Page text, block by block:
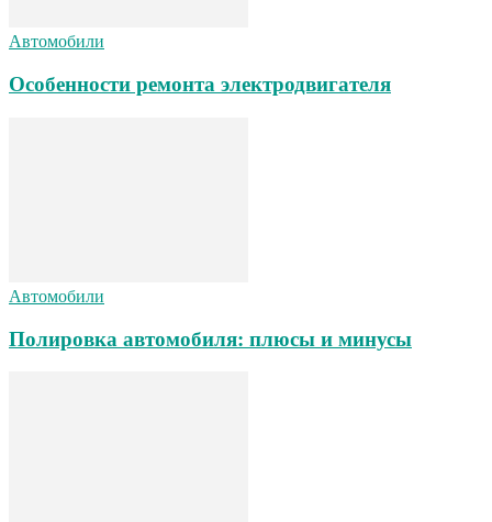
Автомобили
Особенности ремонта электродвигателя
Автомобили
Полировка автомобиля: плюсы и минусы